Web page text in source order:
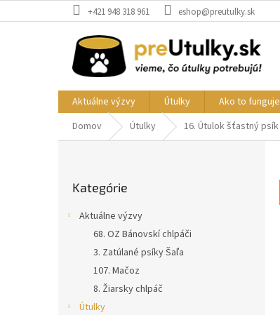
na
+421 948 318 961 eshop@preutulky.sk
Aktuálne výzvy Útulky Ako to funguje
Domov
Útulky 16. Útulok šťastný psík
kategórie
Kategórie
Aktuálne výzvy
68. OZ Bánovskí chlpáči
3. Zatúlané psíky Šaľa
107. Mačoz
8. Žiarsky chlpáč
Útulky